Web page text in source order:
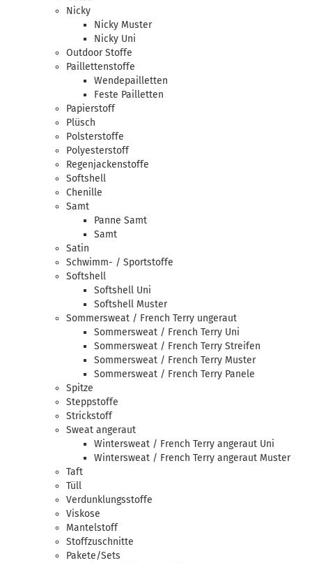
Nicky
Nicky Muster
Nicky Uni
Outdoor Stoffe
Paillettenstoffe
Wendepailletten
Feste Pailletten
Papierstoff
Plüsch
Polsterstoffe
Polyesterstoff
Regenjackenstoffe
Softshell
Chenille
Samt
Panne Samt
Samt
Satin
Schwimm- / Sportstoffe
Softshell
Softshell Uni
Softshell Muster
Sommersweat / French Terry ungeraut
Sommersweat / French Terry Uni
Sommersweat / French Terry Streifen
Sommersweat / French Terry Muster
Sommersweat / French Terry Panele
Spitze
Steppstoffe
Strickstoff
Sweat angeraut
Wintersweat / French Terry angeraut Uni
Wintersweat / French Terry angeraut Muster
Taft
Tüll
Verdunklungsstoffe
Viskose
Mantelstoff
Stoffzuschnitte
Pakete/Sets